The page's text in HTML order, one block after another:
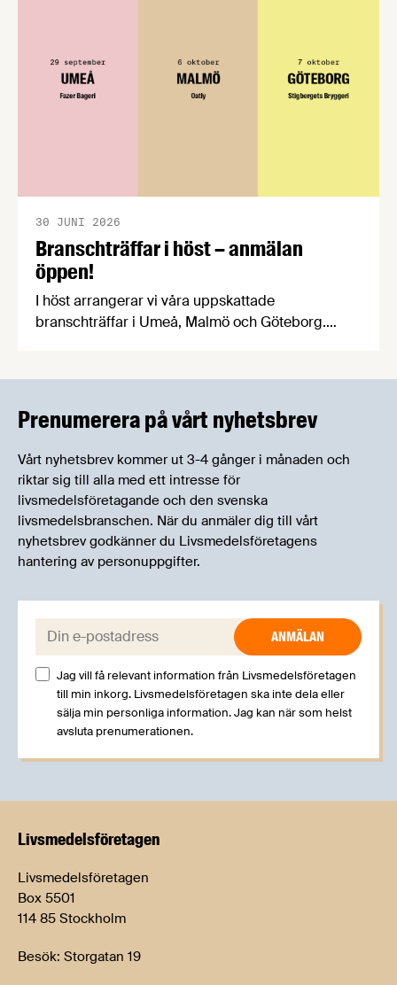
Branschträffar i höst – anmälan
öppen!
30 JUNI 2026
I höst arrangerar vi våra uppskattade
branschträffar i Umeå, Malmö och Göteborg.
Prenumerera på vårt nyhetsbrev
Vårt nyhetsbrev kommer ut 3-4 gånger i månaden och
riktar sig till alla med ett intresse för
livsmedelsföretagande och den svenska
livsmedelsbranschen. När du anmäler dig till vårt
nyhetsbrev godkänner du Livsmedelsföretagens
hantering av personuppgifter.
E-post:
Jag vill få relevant information från Livsmedelsföretagen
till min inkorg. Livsmedelsföretagen ska inte dela eller
sälja min personliga information. Jag kan när som helst
avsluta prenumerationen.
Livsmedels­företagen
Livsmedelsföretagen
Box 5501
114 85 Stockholm
Besök: Storgatan 19